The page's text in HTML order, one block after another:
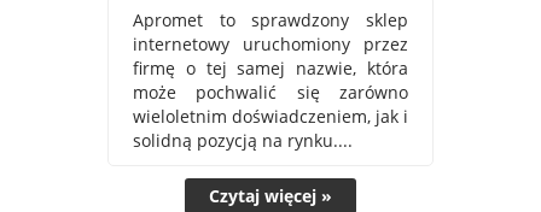
Apromet to sprawdzony sklep
internetowy uruchomiony przez
firmę o tej samej nazwie, która
może pochwalić się zarówno
wieloletnim doświadczeniem, jak i
solidną pozycją na rynku....
Czytaj więcej »